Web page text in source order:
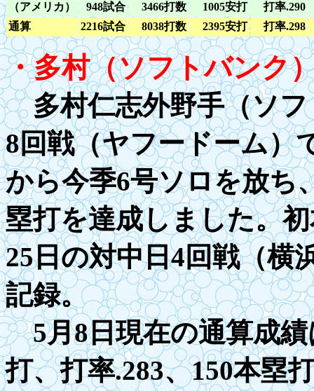
（アメリカ）
948試合 3466打数 1005安打 打率.290
通算
2216試合 8038打数 2395安打 打率.298
・多村（ソフトバンク
多村仁志外野手（ソフ
8回戦（ヤフードーム）
から今季6号ソロを放ち
塁打を達成しました。
25日の対中日4回戦（横
記録。
5月8日現在の通算成績
打、打率.283、150本塁